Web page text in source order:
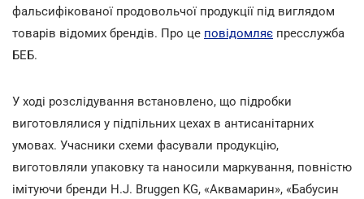
фальсифікованої продовольчої продукції під виглядом
товарів відомих брендів. Про це повідомляє пресслужба
БЕБ.
У ході розслідування встановлено, що підробки
виготовлялися у підпільних цехах в антисанітарних
умовах. Учасники схеми фасували продукцію,
виготовляли упаковку та наносили маркування, повністю
імітуючи бренди H.J. Bruggen KG, «Аквамарин», «Бабусин